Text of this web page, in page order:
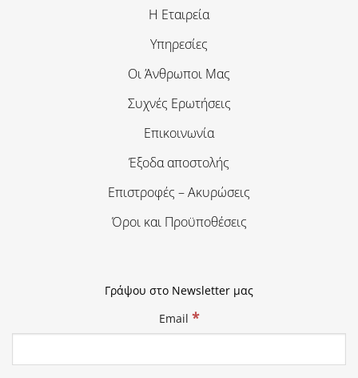
Η Εταιρεία
Υπηρεσίες
Οι Άνθρωποι Μας
Συχνές Ερωτήσεις
Επικοινωνία
Έξοδα αποστολής
Επιστροφές – Ακυρώσεις
Όροι και Προϋποθέσεις
Γράψου στο Newsletter μας
Email *